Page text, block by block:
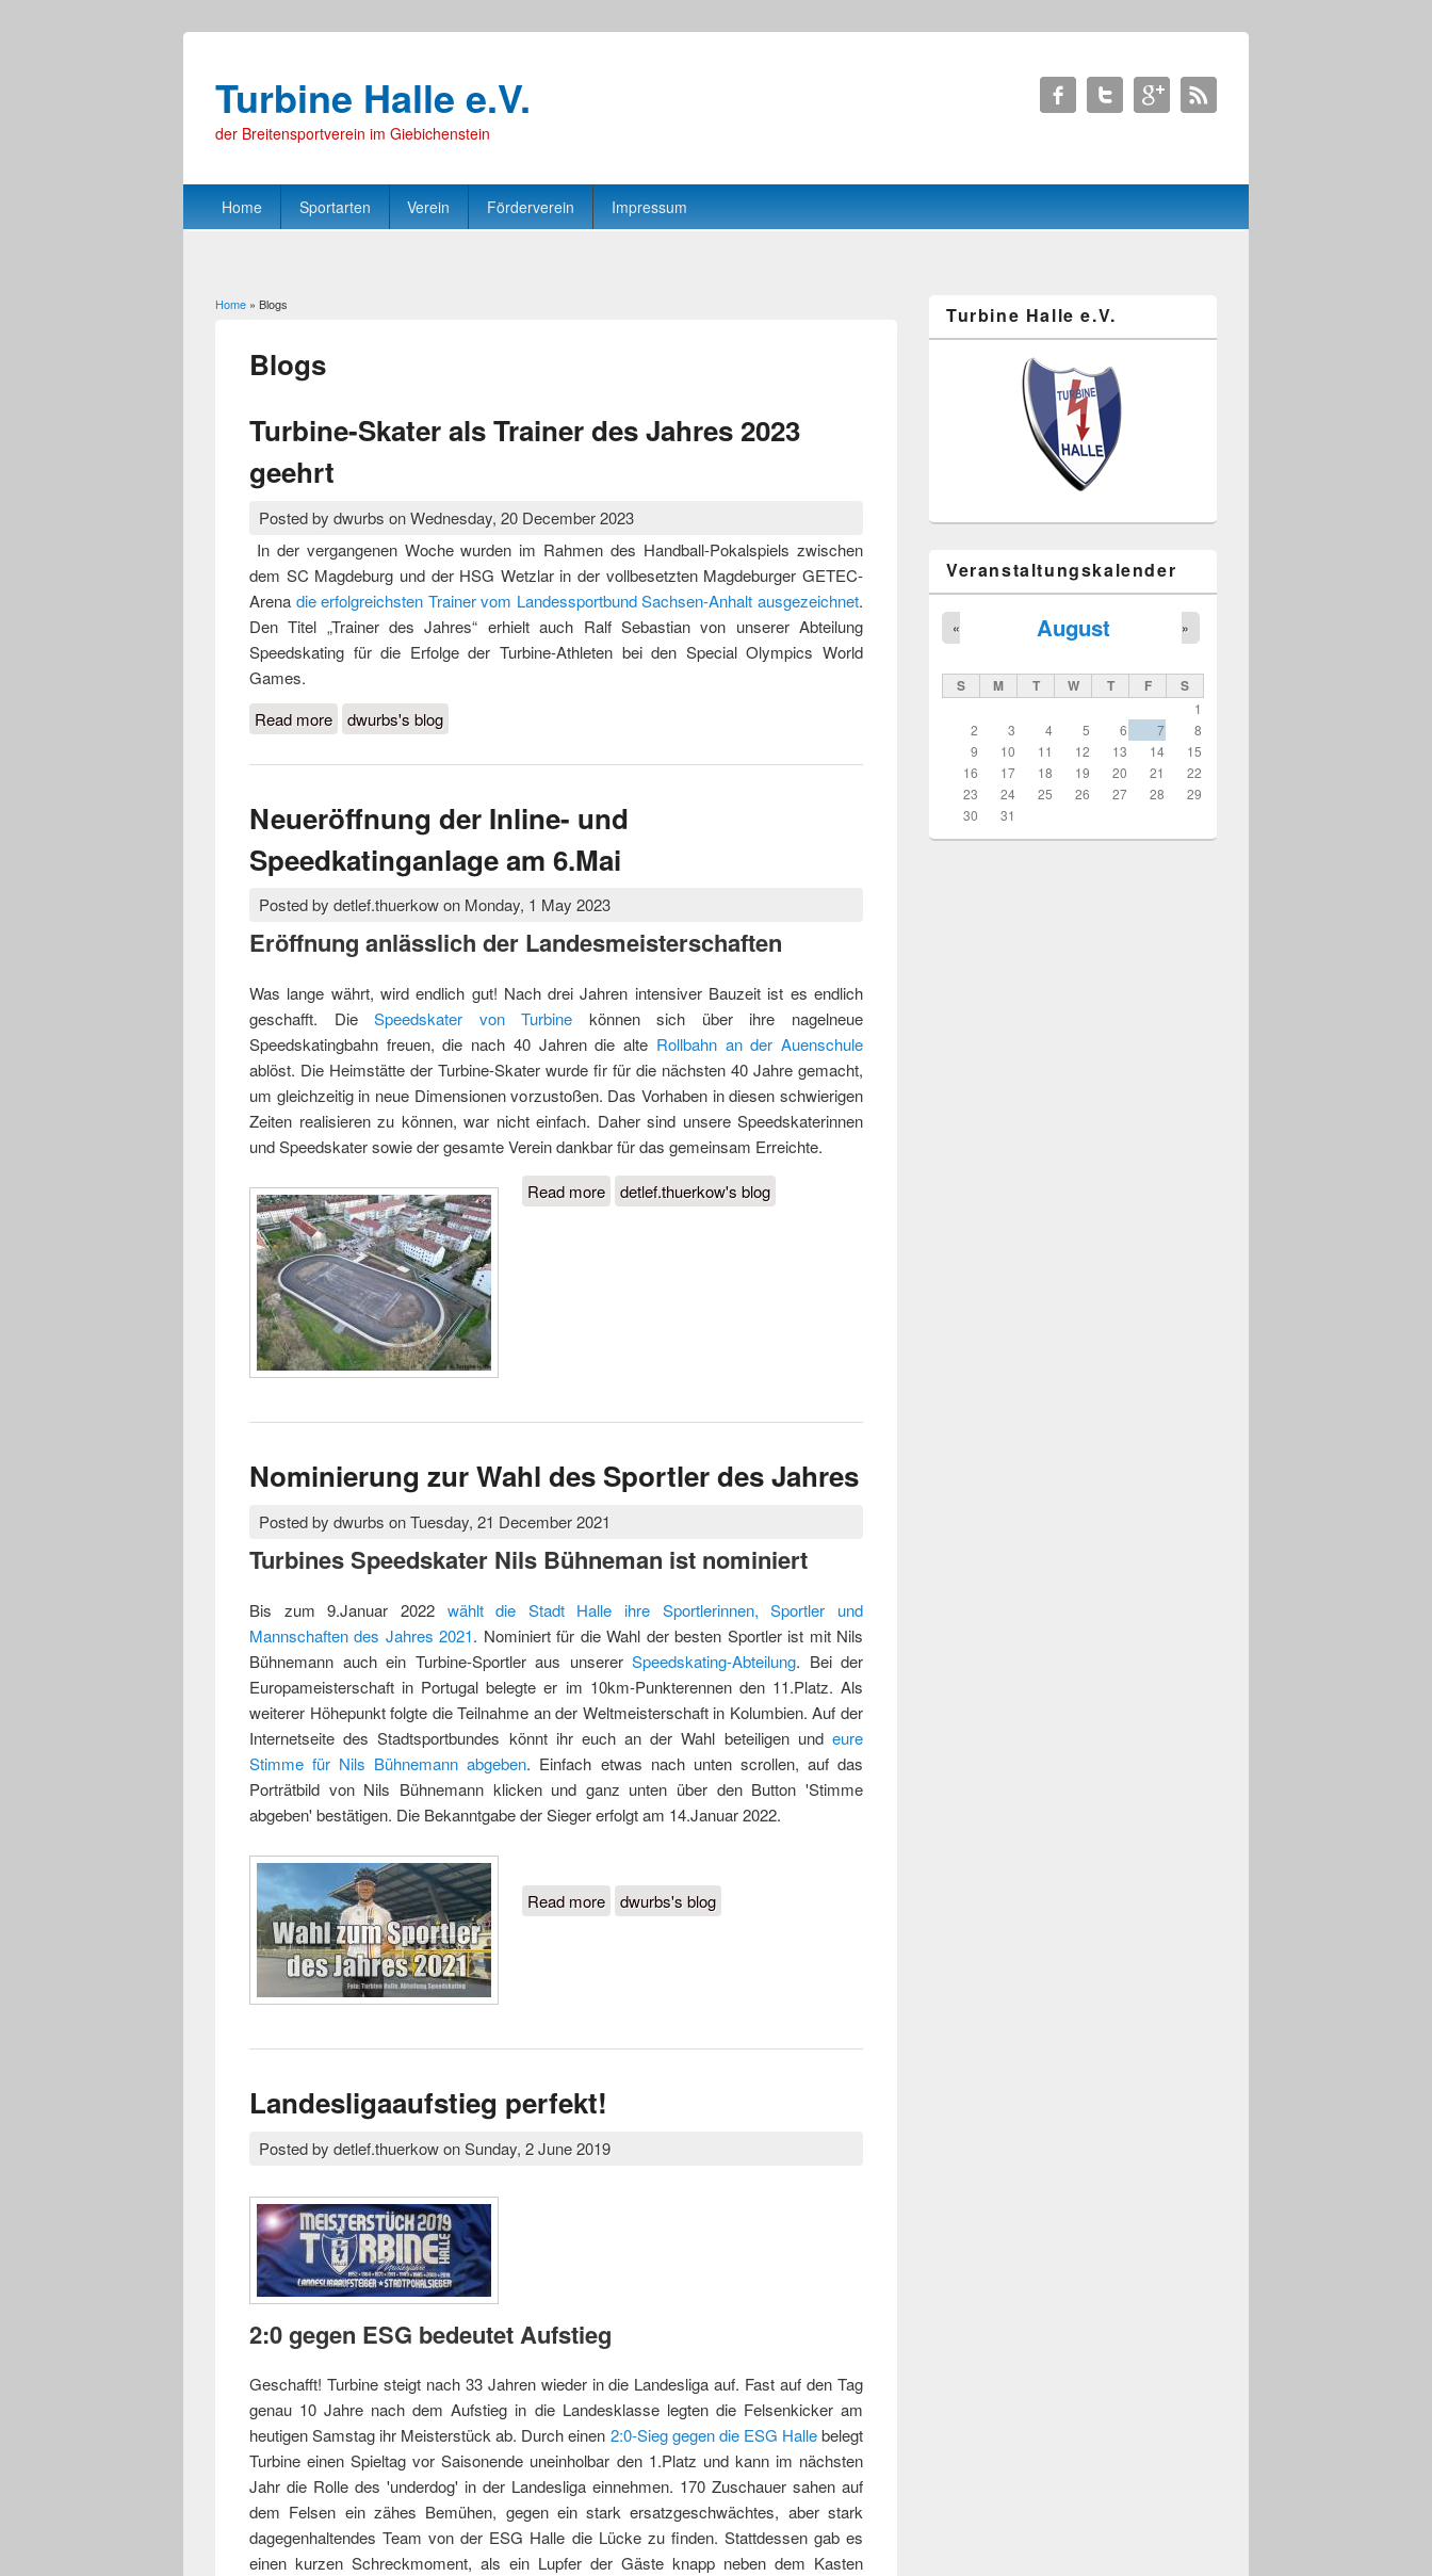
Turbine Halle e.V.
der Breitensportverein im Giebichenstein
Home Sportarten Verein Förderverein Impressum
You are here
Home » Blogs
Blogs
Turbine-Skater als Trainer des Jahres 2023
geehrt
Posted by dwurbs onWednesday, 20 December 2023
In der vergangenen Woche wurden im Rahmen des Handball-Pokalspiels zwischen
dem SC Magdeburg und der HSG Wetzlar in der vollbesetzten Magdeburger GETEC-
Arena die erfolgreichsten Trainer vom Landessportbund Sachsen-Anhalt ausgezeichnet.
Den Titel „Trainer des Jahres“ erhielt auch Ralf Sebastian von unserer Abteilung
Speedskating für die Erfolge der Turbine-Athleten bei den Special Olympics World
Games.
Read more about Turbine-Skater als Trainer des Jahres 2023 geehrt
dwurbs's blog
Neueröffnung der Inline- und
Speedkatinganlage am 6.Mai
Posted by detlef.thuerkowon Monday, 1 May 2023
Eröffnung anlässlich der Landesmeisterschaften
Was lange währt, wird endlich gut! Nach drei Jahren intensiver Bauzeit ist es endlich
geschafft. DieSpeedskater von Turbine können sich über ihre nagelneue
Speedskatingbahn freuen, die nach 40 Jahren die alte Rollbahn an der Auenschule
ablöst. Die Heimstätte der Turbine-Skater wurde fir für die nächsten 40 Jahre gemacht,
um gleichzeitig in neue Dimensionen vorzustoßen. Das Vorhaben in diesen schwierigen
Zeiten realisieren zu können, war nicht einfach. Daher sind unsere Speedskaterinnen
und Speedskater sowie der gesamte Verein dankbar für das gemeinsam Erreichte.
Read more about Neueröffnung der Inline- und
detlef.thuerkow's blog
Nominierung zur Wahl des Sportler des Jahres
Posted by dwurbs onTuesday, 21 December 2021
Turbines Speedskater Nils Bühneman ist nominiert
Bis zum 9.Januar 2022 wählt die Stadt Halle ihre Sportlerinnen, Sportler und
Mannschaften des Jahres 2021. Nominiert für die Wahl der besten Sportler ist mit Nils
Bühnemann auch ein Turbine-Sportler aus unserer Speedskating-Abteilung. Bei der
Europameisterschaft in Portugal belegte er im 10km-Punkterennen den 11.Platz. Als
weiterer Höhepunkt folgte die Teilnahme an der Weltmeisterschaft in Kolumbien. Auf der
Internetseite des Stadtsportbundes könnt ihr euch an der Wahl beteiligen und eure
Stimme für Nils Bühnemann abgeben. Einfach etwas nach unten scrollen, auf das
Porträtbild von Nils Bühnemann klicken und ganz unten über den Button 'Stimme
abgeben' bestätigen. Die Bekanntgabe der Sieger erfolgt am 14.Januar 2022.
Read more about Nominierung zur Wahl des Sportler
dwurbs's blog
Landesligaaufstieg perfekt!
Posted by detlef.thuerkowonSunday, 2 June 2019
2:0 gegen ESG bedeutet Aufstieg
Geschafft! Turbine steigt nach 33 Jahren wieder in die Landesliga auf. Fast auf den Tag
genau 10 Jahre nach dem Aufstieg in die Landesklasse legten die Felsenkicker am
heutigen Samstag ihr Meisterstück ab. Durch einen 2:0-Sieg gegen die ESG Hallebelegt
Turbine einen Spieltag vor Saisonende uneinholbar den 1.Platz und kann im nächsten
Jahr die Rolle des 'underdog' in der Landesliga einnehmen. 170 Zuschauer sahen auf
dem Felsen ein zähes Bemühen, gegen ein stark ersatzgeschwächtes, aber stark
dagegenhaltendes Team von der ESG Halle die Lücke zu finden. Stattdessen gab es
einen kurzen Schreckmoment, als ein Lupfer der Gäste knapp neben dem Kasten
Turbine Halle e.V.
Veranstaltungskalender
August
« »
S M T W T F S
1
2
3 4 5 6 7
8
9
10 11 12 13 14
15
16
17 18 19 20 21
22
23
24 25 26 27 28
29
30
31